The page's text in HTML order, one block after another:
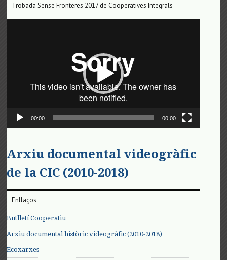
Trobada Sense Fronteres 2017 de Cooperatives Integrals
00:00 00:00
Arxiu documental videogràfic
de la CIC (2010-2018)
Enllaços
Butlletí Cooperatiu
Arxiu documental històric videogràfic (2010-2018)
Ecoxarxes